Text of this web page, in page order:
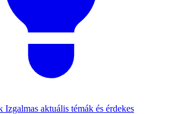
Izgalmas aktuális témák és érdekes